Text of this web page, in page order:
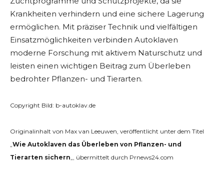
Krankheiten verhindern und eine sichere Lagerung
ermöglichen. Mit präziser Technik und vielfältigen
Einsatzmöglichkeiten verbinden Autoklaven
moderne Forschung mit aktivem Naturschutz und
leisten einen wichtigen Beitrag zum Überleben
bedrohter Pflanzen- und Tierarten.
Copyright Bild: b-autoklav.de
Originalinhalt von Max van Leeuwen, veröffentlicht unter dem Titel
„Wie Autoklaven das Überleben von Pflanzen- und
Tierarten sichern„, übermittelt durch Prnews24.com